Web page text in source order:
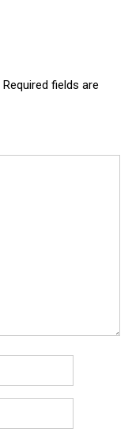
Required fields are